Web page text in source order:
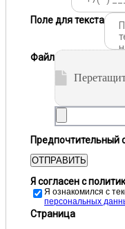
Поле для текста
Файл
Предпочтительный
ОТПРАВИТЬ
Я согласен с
Я ознакомился с
персональных
Страница